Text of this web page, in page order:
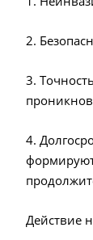
2.
3.
4.
Действие